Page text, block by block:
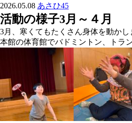
2026.05.08 あさひ45
活動の様子3月～４月
3月、寒くてもたくさん身体を動かし
本館の体育館でバドミントン、トラ